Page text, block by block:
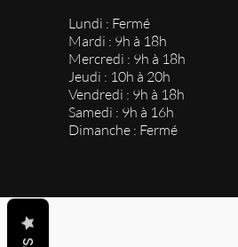
Lundi : Fermé
Mardi : 9h à 18h
Mercredi : 9h à 18h
Jeudi : 10h à 20h
Vendredi : 9h à 18h
Samedi : 9h à 16h
Dimanche : Fermé